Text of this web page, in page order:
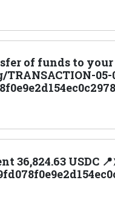
of funds to
TRANSACTION-05-
36,824.63 USDC